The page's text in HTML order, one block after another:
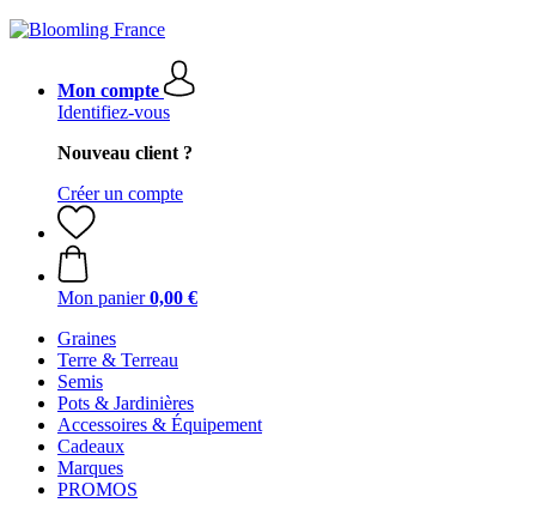
Mon compte
Identifiez-vous
Nouveau client ?
Créer un compte
Mon panier 0,00 €
Graines
Terre & Terreau
Semis
Pots & Jardinières
Accessoires & Équipement
Cadeaux
Marques
PROMOS